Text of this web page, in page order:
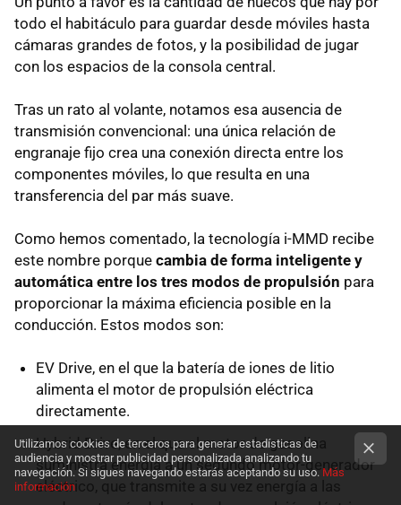
todo el habitáculo para guardar desde móviles hasta
cámaras grandes de fotos, y la posibilidad de jugar
con los espacios de la consola central.
Tras un rato al volante, notamos esa ausencia de
transmisión convencional: una única relación de
engranaje fijo crea una conexión directa entre los
componentes móviles, lo que resulta en una
transferencia del par más suave.
Como hemos comentado, la tecnología i-MMD recibe
este nombre porque cambia de forma inteligente y
automática entre los tres modos de propulsión para
proporcionar la máxima eficiencia posible en la
conducción. Estos modos son:
EV Drive, en el que la batería de iones de litio
alimenta el motor de propulsión eléctrica
directamente.
Hybrid Drive, en el que el motor de gasolina
suministra energía a un segundo motor-generador
eléctrico, que transmite a su vez energía a las
Utilizamos cookies de terceros para generar estadísticas de
audiencia y mostrar publicidad personalizada analizando tu
navegación. Si sigues navegando estarás aceptando su uso. Más
información